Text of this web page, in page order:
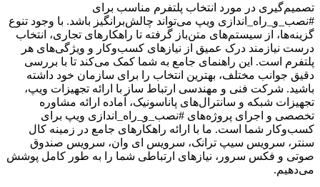
تصمیم‌گیری در مورد انتخاب پلتفرم مناسب برای
#نصب_و_راه_اندازی ویپ می‌تواند چالش‌برانگیز باشد. با وجود تنوع
گزینه‌ها، از سیستم‌های متن‌باز گرفته تا راهکارهای تجاری، انتخاب
درست نیازمند درک عمیق از نیازهای کسب‌وکار و ویژگی‌های هر
پلتفرم است. این راهنمای جامع به شما کمک می‌کند تا با بررسی
دقیق جوانب مختلف، بهترین انتخاب را برای سازمان خود داشته
باشید. شرکت فنی و مهندسی ارتباط ساز با ارائه تجهیزات ویپ،
تجهیزات شبکه و سانترال‌های پاناسونیک، آماده ارائه مشاوره
تخصصی و اجرای پروژه‌های #نصب_و_راه_اندازی ویپ برای
کسب‌وکار شما است. ما با ارائه راهکارهای جامع در زمینه کال
سنتر، سرویس سیپ ترانک، سرویس ای وان، سرویس صندوق
صوتی و فکس سرور، نیازهای ارتباطی شما را به طور کامل پوشش
می‌دهیم.